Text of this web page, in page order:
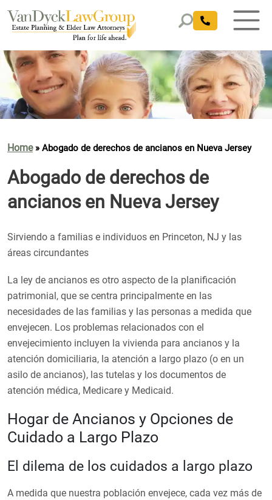
Home» Abogado de derechos de ancianos en Nueva Jersey
Abogado de derechos de
ancianos en Nueva Jersey
Sirviendo a familias e individuos en Princeton, NJ y las
áreas circundantes
La ley de ancianos es otro aspecto de la planificación
patrimonial, que se centra principalmente en las
necesidades de las familias y las personas a medida que
envejecen. Los problemas relacionados con el
envejecimiento incluyen la vivienda para ancianos y la
atención domiciliaria, la atención a largo plazo (o en un
asilo de ancianos), las tutelas y los documentos de
atención médica, Medicare y Medicaid.
Hogar de Ancianos y Opciones de
Cuidado a Largo Plazo
El dilema de los cuidados a largo plazo
A medida que nuestra población envejece, cada vez más de